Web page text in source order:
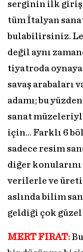
serginin ilk
tüm İtalyan
bulabilirsiniz.
değil aynı
tiyatroda
savaş arabaları
adamı; bu
sanat
için… Farklı 6
sadece resim
diğer
verilerle ve
aslında bilim
geldiği çok
MERT FIRAT: